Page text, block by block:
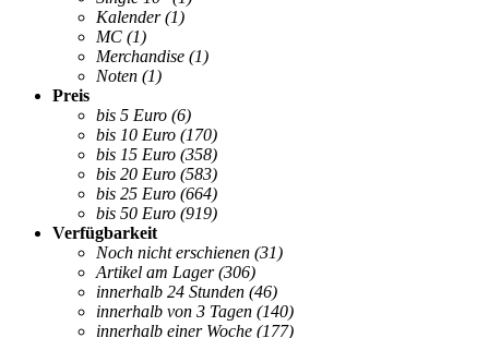
Kalender (1)
MC (1)
Merchandise (1)
Noten (1)
Preis
bis 5 Euro (6)
bis 10 Euro (170)
bis 15 Euro (358)
bis 20 Euro (583)
bis 25 Euro (664)
bis 50 Euro (919)
Verfügbarkeit
Noch nicht erschienen (31)
Artikel am Lager (306)
innerhalb 24 Stunden (46)
innerhalb von 3 Tagen (140)
innerhalb einer Woche (177)